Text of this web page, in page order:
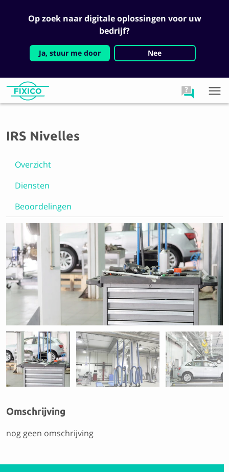
Op zoek naar digitale oplossingen voor uw
bedrijf?
Ja, stuur me door Nee
IRS Nivelles
Overzicht
Diensten
Beoordelingen
Previous Next
Omschrijving
nog geen omschrijving